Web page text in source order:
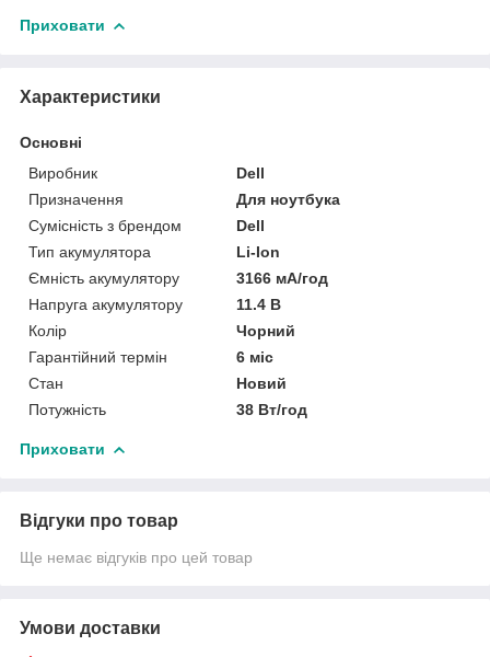
Приховати
Характеристики
Основні
Виробник
Dell
Призначення
Для ноутбука
Сумісність з брендом
Dell
Тип акумулятора
Li-Ion
Ємність акумулятору
3166 мА/год
Напруга акумулятору
11.4 В
Колір
Чорний
Гарантійний термін
6 міс
Стан
Новий
Потужність
38 Вт/год
Приховати
Відгуки про товар
Ще немає відгуків про цей товар
Умови доставки